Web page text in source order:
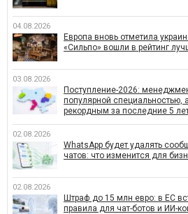
04.08.2026
Европа вновь отметила
«Сильпо» вошли в рейтинг
03.08.2026
Поступление-2026:
популярной специальностью,
рекордным за последние 5
02.08.2026
WhatsApp будет удалять
чатов: что изменится для
02.08.2026
Штраф до 15 млн евро: в ЕС
правила для чат-ботов и ИИ-